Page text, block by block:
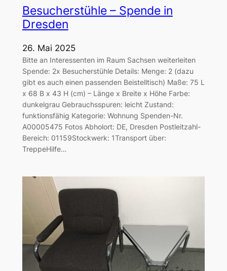
Besucherstühle – Spende in
Dresden
26. Mai 2025
Bitte an Interessenten im Raum Sachsen weiterleiten
Spende: 2x Besucherstühle Details: Menge: 2 (dazu
gibt es auch einen passenden Beistelltisch) Maße: 75 L
x 68 B x 43 H (cm) – Länge x Breite x Höhe Farbe:
dunkelgrau Gebrauchsspuren: leicht Zustand:
funktionsfähig Kategorie: Wohnung Spenden-Nr.
A00005475 Fotos Abholort: DE, Dresden Postleitzahl-
Bereich: 01159Stockwerk: 1Transport über:
TreppeHilfe…